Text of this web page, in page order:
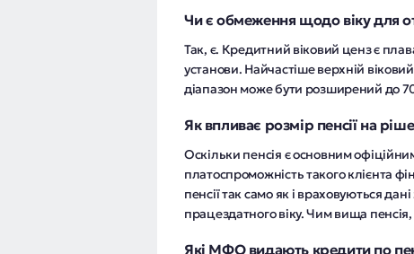
Чи є обмеження щодо віку для
Так, є. Кредитний віковий ценз є
установи. Найчастіше верхній
діапазон може бути розширений до
Як впливає розмір пенсії на
Оскільки пенсія є основним
платоспроможність такого клієнта
пенсії так само як і враховуються
працездатного віку. Чим вища
Які МФО видають кредити по